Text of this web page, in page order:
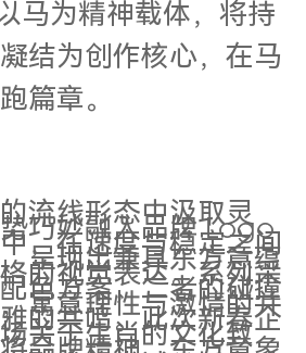
马为精神载体，将持
结为创作核心，在马
篇章。
流线形态中汲取灵
巧妙融入品牌 Logo
，在速度与稳定之间
呈现出兼具东方意蕴
的视觉表达。系列采
色方案，二者的碰撞
寓意理性与激情的并
的共鸣。此次新春企
关于生肖的文化致